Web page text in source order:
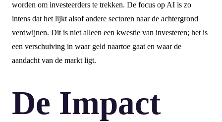
worden om investeerders te trekken. De focus op AI is zo
intens dat het lijkt alsof andere sectoren naar de achtergrond
verdwijnen. Dit is niet alleen een kwestie van investeren; het is
een verschuiving in waar geld naartoe gaat en waar de
aandacht van de markt ligt.
De Impact